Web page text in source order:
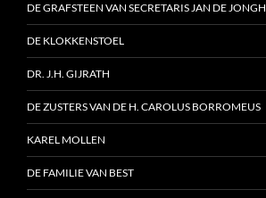
DE GRAFSTEEN VAN SECRETARIS JAN DE JONGH
DE KLOKKENSTOEL
DR. J.H. GIJRATH
DE ZUSTERS VAN DE H. CAROLUS BORROMEUS
KAREL MOLLEN
DE FAMILIE VAN BEST